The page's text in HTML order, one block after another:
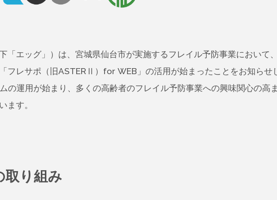
エッグ」）は、宮城県仙台市が実施するフレイル予防事業において
フレサポ（旧ASTERⅡ）for WEB」の活用が始まったことをお知らせ
の運用が始まり、多くの高齢者のフレイル予防事業への興味関心の高
ます。
取り組み